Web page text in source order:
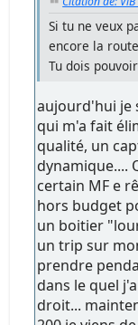
Si tu ne veux
encore la
Tu dois
aujourd'hui je
qui m'a fait
qualité, un
dynamique....
certain MF e
hors budget
un boitier
un trip sur
prendre
dans le quel
droit...